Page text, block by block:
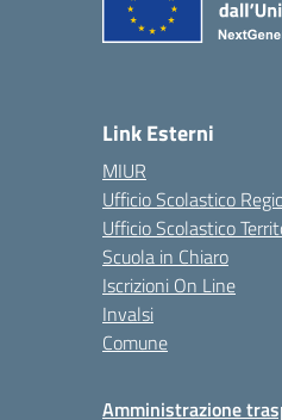
Link Esterni
MIUR
Ufficio Scolastico
Ufficio Scolastico
Scuola in Chiaro
Iscrizioni On Line
Invalsi
Comune
Amministrazione